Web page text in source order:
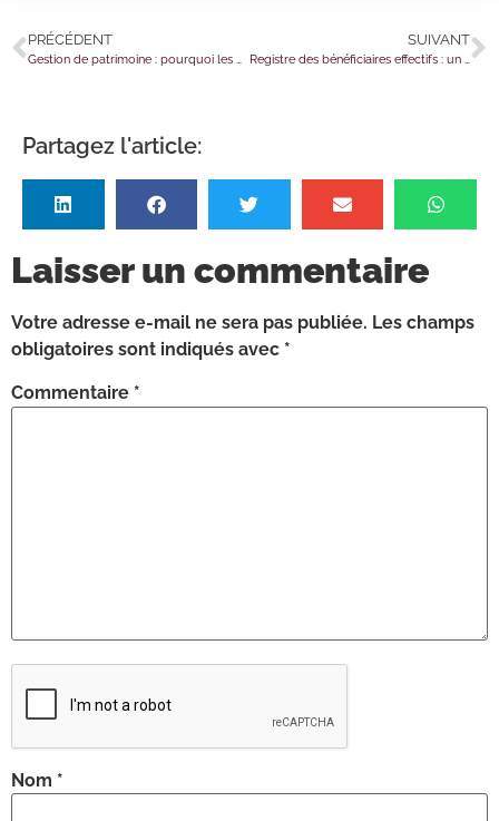
PRÉCÉDENT
Gestion de patrimoine : pourquoi les dirigeants doivent adopter une vision globale
SUIVANT
Registre des bénéficiaires effectifs : un accès réglementé
Partagez l'article:
Laisser un commentaire
Votre adresse e-mail ne sera pas publiée. Les champs
obligatoires sont indiqués avec *
Commentaire *
Nom *